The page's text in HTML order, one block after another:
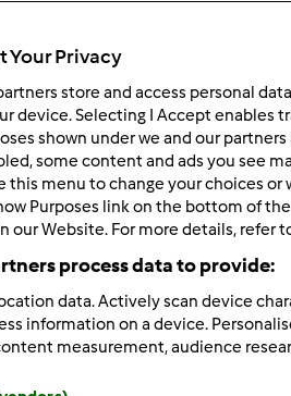
página:
Ordenar
Your Privacy
store and access personal
device. Selecting I Accept enables
shown under we and our
some content and ads you see
this menu to change your choices
Purposes link on the bottom of
our Website. For more details, refer
process data to provide:
data. Actively scan device
information on a device.
measurement, audience